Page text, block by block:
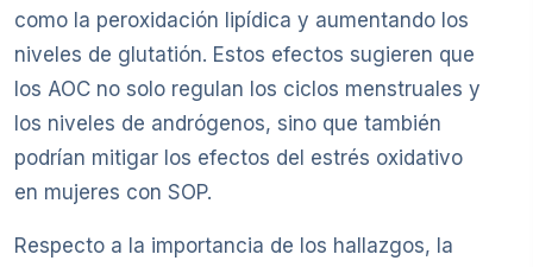
como la peroxidación lipídica y aumentando los
niveles de glutatión. Estos efectos sugieren que
los AOC no solo regulan los ciclos menstruales y
los niveles de andrógenos, sino que también
podrían mitigar los efectos del estrés oxidativo
en mujeres con SOP.
Respecto a la importancia de los hallazgos, la